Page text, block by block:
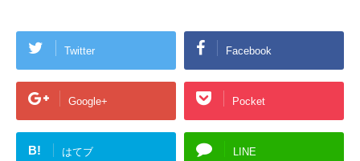
Twitter Facebook
Google+ Pocket
B! はてブ LINE